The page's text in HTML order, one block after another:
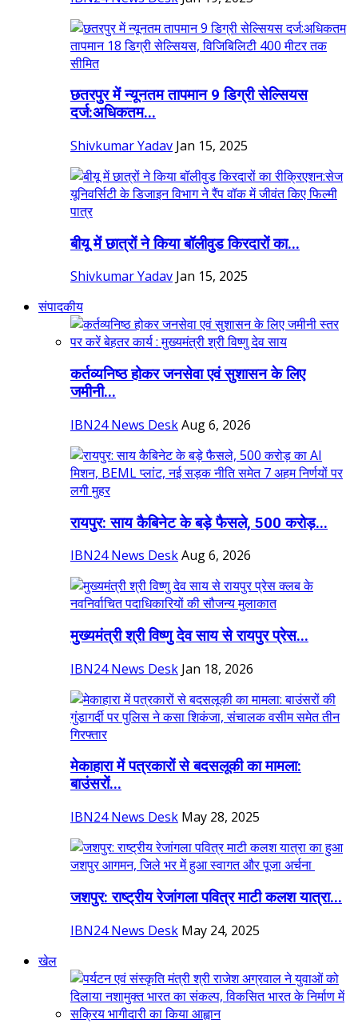
छतरपुर में न्यूनतम तापमान 9 डिग्री सेल्सियस
दर्ज:अधिकतम...
Shivkumar Yadav Jan 15, 2025
बीयू में छात्रों ने किया बॉलीवुड किरदारों का...
Shivkumar Yadav Jan 15, 2025
संपादकीय
कर्तव्यनिष्ठ होकर जनसेवा एवं सुशासन के लिए
जमीनी...
IBN24 News DeskAug 6, 2026
रायपुर: साय कैबिनेट के बड़े फैसले, 500 करोड़...
IBN24 News DeskAug 6, 2026
मुख्यमंत्री श्री विष्णु देव साय से रायपुर प्रेस...
IBN24 News Desk Jan 18, 2026
मेकाहारा में पत्रकारों से बदसलूकी का मामला:
बाउंसरों...
IBN24 News Desk May 28, 2025
जशपुर: राष्ट्रीय रेजांगला पवित्र माटी कलश यात्रा...
IBN24 News Desk May 24, 2025
खेल